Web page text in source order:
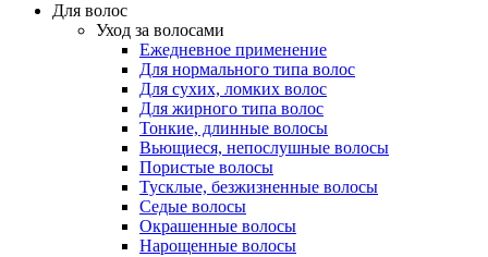
Для волос
Уход за волосами
Ежедневное применение
Для нормального типа волос
Для сухих, ломких волос
Для жирного типа волос
Тонкие, длинные волосы
Вьющиеся, непослушные волосы
Пористые волосы
Тусклые, безжизненные волосы
Седые волосы
Окрашенные волосы
Нарощенные волосы